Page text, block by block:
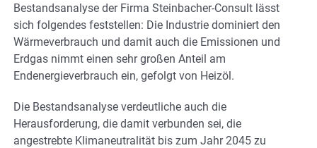
Bestandsanalyse der Firma Steinbacher-Consult lässt
sich folgendes feststellen: Die Industrie dominiert den
Wärmeverbrauch und damit auch die Emissionen und
Erdgas nimmt einen sehr großen Anteil am
Endenergieverbrauch ein, gefolgt von Heizöl.
Die Bestandsanalyse verdeutliche auch die
Herausforderung, die damit verbunden sei, die
angestrebte Klimaneutralität bis zum Jahr 2045 zu